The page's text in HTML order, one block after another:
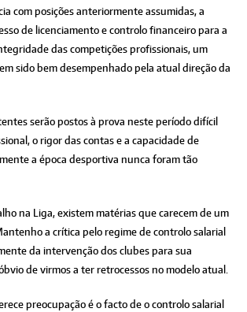
com posições anteriormente assumidas, a
de licenciamento e controlo financeiro para a
das competições profissionais, um
sido bem desempenhado pela atual direção da
serão postos à prova neste período difícil
o rigor das contas e a capacidade de
a época desportiva nunca foram tão
na Liga, existem matérias que carecem de um
a crítica pelo regime de controlo salarial
da intervenção dos clubes para sua
de virmos a ter retrocessos no modelo atual.
preocupação é o facto de o controlo salarial